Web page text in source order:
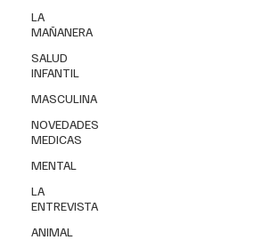
LA
MAÑANERA
SALUD
INFANTIL
MASCULINA
NOVEDADES
MEDICAS
MENTAL
LA
ENTREVISTA
ANIMAL